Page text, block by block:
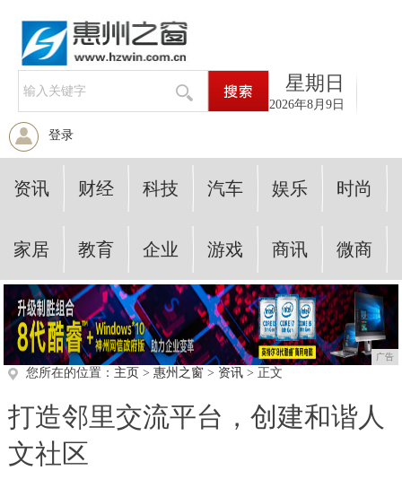
星期日
2026年8月9日
登录
资讯 财经 科技 汽车 娱乐 时尚
家居 教育 企业 游戏 商讯 微商
广告
您所在的位置： 主页 > 惠州之窗> 资讯> 正文
打造邻里交流平台，创建和谐人
文社区